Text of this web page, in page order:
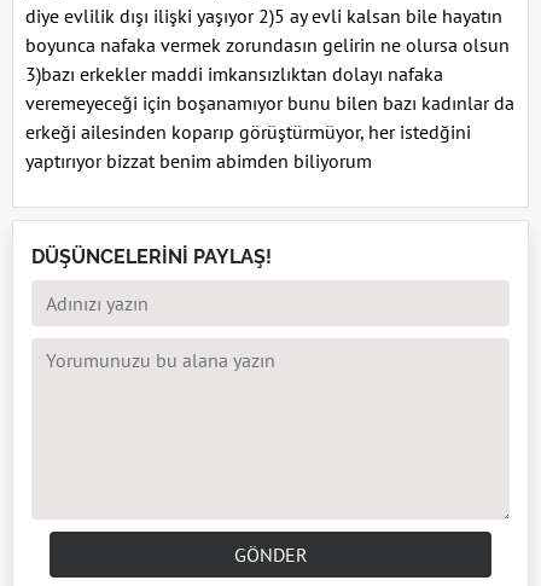
diye evlilik dışı ilişki yaşıyor 2)5 ay evli kalsan bile hayatın
boyunca nafaka vermek zorundasın gelirin ne olursa olsun
3)bazı erkekler maddi imkansızlıktan dolayı nafaka
veremeyeceği için boşanamıyor bunu bilen bazı kadınlar da
erkeği ailesinden koparıp görüştürmüyor, her istedğini
yaptırıyor bizzat benim abimden biliyorum
DÜŞÜNCELERİNİ PAYLAŞ!
GÖNDER